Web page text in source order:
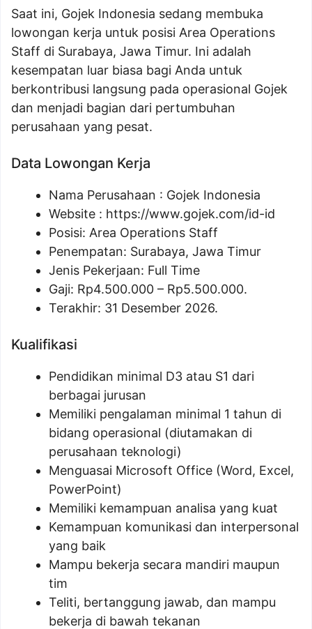
Saat ini, Gojek Indonesia sedang membuka
lowongan kerja untuk posisi Area Operations
Staff di Surabaya, Jawa Timur. Ini adalah
kesempatan luar biasa bagi Anda untuk
berkontribusi langsung pada operasional Gojek
dan menjadi bagian dari pertumbuhan
perusahaan yang pesat.
Data Lowongan Kerja
Nama Perusahaan : Gojek Indonesia
Website : https://www.gojek.com/id-id
Posisi: Area Operations Staff
Penempatan: Surabaya, Jawa Timur
Jenis Pekerjaan: Full Time
Gaji: Rp4.500.000 – Rp5.500.000.
Terakhir: 31 Desember 2026.
Kualifikasi
Pendidikan minimal D3 atau S1 dari
berbagai jurusan
Memiliki pengalaman minimal 1 tahun di
bidang operasional (diutamakan di
perusahaan teknologi)
Menguasai Microsoft Office (Word, Excel,
PowerPoint)
Memiliki kemampuan analisa yang kuat
Kemampuan komunikasi dan interpersonal
yang baik
Mampu bekerja secara mandiri maupun
tim
Teliti, bertanggung jawab, dan mampu
bekerja di bawah tekanan